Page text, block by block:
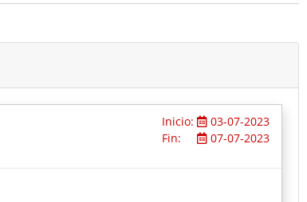
Inicio:
03-07-2023
Fin:
07-07-2023